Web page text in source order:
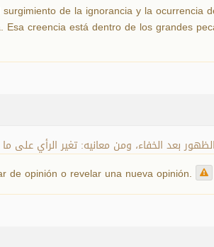
de la ignorancia y la ocurrencia
creencia está dentro de los grandes
بعد الخفاء، ومن معانيه: تغير الرأي على
de opinión o revelar una nueva opinión.